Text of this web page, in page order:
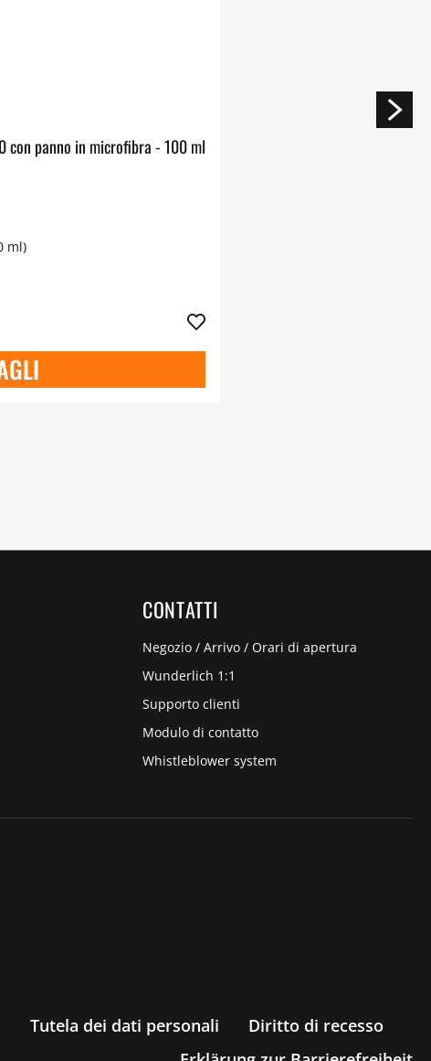
Detergente per visiera e casco S100 con panno in microfibra - 100 ml
ml)
CONTATTI
Negozio / Arrivo / Orari di apertura
Wunderlich 1:1
Supporto clienti
Modulo di contatto
Whistleblower system
Tutela dei dati personali
Diritto di recesso